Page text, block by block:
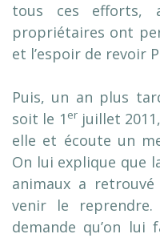
tous ces efforts,
propriétaires ont
et l’espoir de revoir
Puis, un an plus
soit le 1 erjuillet
elle et écoute un
On lui explique que
animaux a
venir le
demande qu’on lui